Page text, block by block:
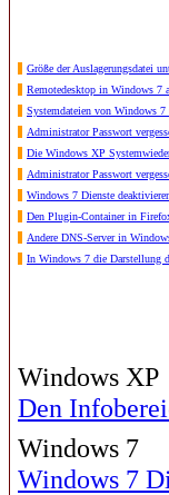
Größe der Auslagerungsdatei
Remotedesktop in Windows 7
Systemdateien von Windows 7
Administrator Passwort
Die Windows XP
Administrator Passwort
Windows 7 Dienste
Den Plugin-Container in
Andere DNS-Server in
In Windows 7 die Darstellung
Windows XP
Den
Windows 7
Windows 7